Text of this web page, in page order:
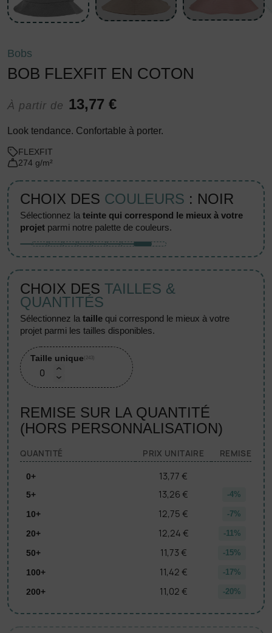
Bobs
BOB FLEXFIT EN COTON
À partir de 13,77 €
Look tendance. Confortable à porter.
FLEXFIT
274 g/m²
CHOIX DES COULEURS : NOIR
sélectionnez lateinte qui correspond le mieux à votre
projet parmi notre palette de couleurs.
CHOIX DES TAILLES &
QUANTITÉS
sélectionnez lataille qui correspond le mieux à votre
projet parmi les tailles disponibles.
Taille unique (243)
REMISE SUR LA QUANTITÉ
(HORS PERSONNALISATION)
QUANTITÉ PRIX UNITAIRE REMISE
0+ 13,77 €
5+ 13,26 € -4%
10+ 12,75 € -7%
20+ 12,24 € -11%
50+ 11,73 € -15%
100+ 11,42 € -17%
200+ 11,02 € -20%